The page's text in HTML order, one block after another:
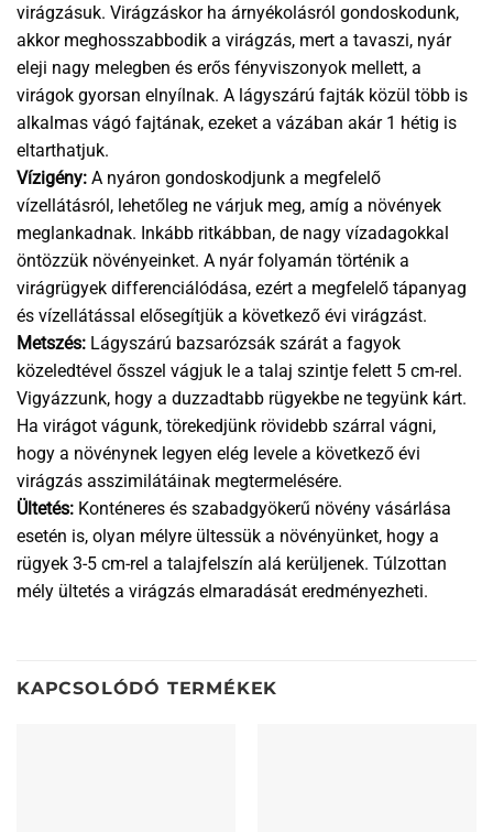
virágzásuk. Virágzáskor ha árnyékolásról gondoskodunk,
akkor meghosszabbodik a virágzás, mert a tavaszi, nyár
eleji nagy melegben és erős fényviszonyok mellett, a
virágok gyorsan elnyílnak. A lágyszárú fajták közül több is
alkalmas vágó fajtának, ezeket a vázában akár 1 hétig is
eltarthatjuk.
Vízigény: A nyáron gondoskodjunk a megfelelő
vízellátásról, lehetőleg ne várjuk meg, amíg a növények
meglankadnak. Inkább ritkábban, de nagy vízadagokkal
öntözzük növényeinket. A nyár folyamán történik a
virágrügyek differenciálódása, ezért a megfelelő tápanyag
és vízellátással elősegítjük a következő évi virágzást.
Metszés: Lágyszárú bazsarózsák szárát a fagyok
közeledtével ősszel vágjuk le a talaj szintje felett 5 cm-rel.
Vigyázzunk, hogy a duzzadtabb rügyekbe ne tegyünk kárt.
Ha virágot vágunk, törekedjünk rövidebb szárral vágni,
hogy a növénynek legyen elég levele a következő évi
virágzás asszimilátáinak megtermelésére.
Ültetés: Konténeres és szabadgyökerű növény vásárlása
esetén is, olyan mélyre ültessük a növényünket, hogy a
rügyek 3-5 cm-rel a talajfelszín alá kerüljenek. Túlzottan
mély ültetés a virágzás elmaradását eredményezheti.
KAPCSOLÓDÓ TERMÉKEK